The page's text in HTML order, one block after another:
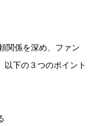
関係を深め、ファン
以下の３つのポイント